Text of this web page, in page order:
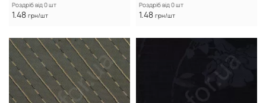
Роздріб від 0 шт
1.48 грн/шт
Роздріб від 0 шт
1.48 грн/шт